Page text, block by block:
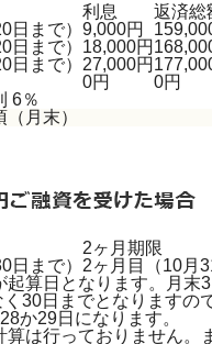
利息
返済総
日まで） 9,000円
日まで） 18,000円
日まで） 27,000円
0円
0円
6％
月末）
2ヶ月期限
日 まで） 2ヶ月目（10月
起算日となります。月末
30日までとなりますの
か29日になります。
算は行っておりません。